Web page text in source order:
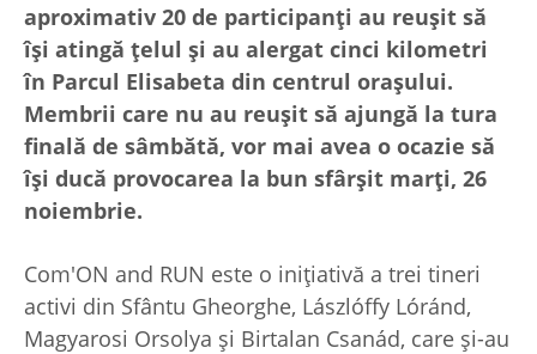
aproximativ 20 de participanți au reușit să
își atingă țelul și au alergat cinci kilometri
în Parcul Elisabeta din centrul orașului.
Membrii care nu au reușit să ajungă la tura
finală de sâmbătă, vor mai avea o ocazie să
își ducă provocarea la bun sfârșit marți, 26
noiembrie.
Com'ON and RUN este o inițiativă a trei tineri
activi din Sfântu Gheorghe, Lászlóffy Lóránd,
Magyarosi Orsolya și Birtalan Csanád, care și-au